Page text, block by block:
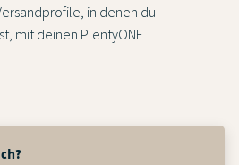
in denen du
mit deinen PlentyONE